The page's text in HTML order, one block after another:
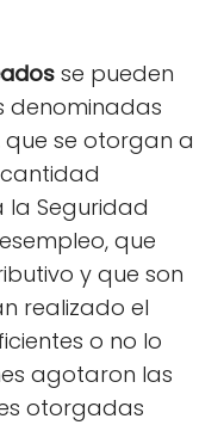
se pueden
denominadas
que se otorgan a
la Seguridad
que
y que son
realizado el
o no lo
agotaron las
otorgadas